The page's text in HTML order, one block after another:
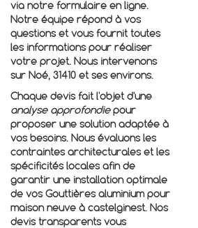
via notre formulaire en ligne.
Notre équipe répond à vos
questions et vous fournit toutes
les informations pour réaliser
votre projet. Nous intervenons
sur Noé, 31410 et ses environs.
Chaque devis fait l'objet d'une
analyse approfondiepour
proposer une solution adaptée à
vos besoins. Nous évaluons les
contraintes architecturales et les
spécificités locales afin de
garantir une installation optimale
de vos Gouttières aluminium pour
maison neuve à castelginest. Nos
devis transparents vous